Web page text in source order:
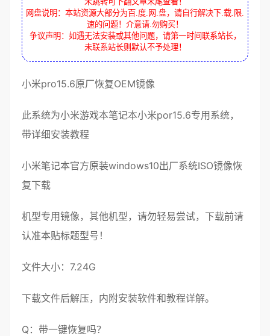
网盘说明：本站资源大部分为百.度.网.盘，请自行解决下.载.限.
速的问题！介意请.勿购买！
争议声明：如遇无法安装或其他问题，请第一时间联系站长，
未联系站长则默认不予处理！
小米pro15.6原厂恢复OEM镜像
此系统为小米游戏本笔记本小米por15.6专用系统，
带详细安装教程
小米笔记本官方原装windows10出厂系统ISO镜像恢
复下载
机型专用镜像，其他机型，请勿轻易尝试，下载前请
认准本贴标题型号！
文件大小：7.24G
下载文件后解压，内附安装软件和教程详解。
Q：带一键恢复吗？